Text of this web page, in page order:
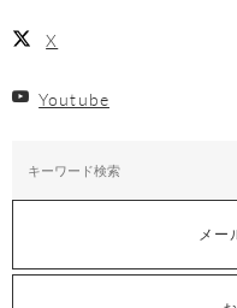
X
Youtube
メー